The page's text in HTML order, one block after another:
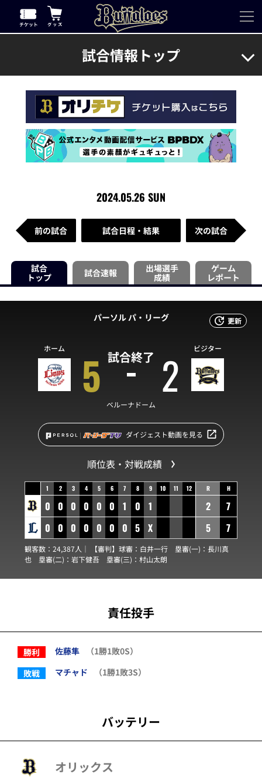
試合情報トップ
2024.05.26 SUN
前の試合 試合日程・結果 次の試合
試合
トップ
試合速報
出場選手
成績
ゲーム
レポート
更新
パーソル パ・リーグ
試合終了
ホーム 5 2 ビジター
ベルーナドーム
ダイジェスト動画を見る
順位表・対戦成績
1 2 3 4 5 6 7 8 9 10 11 12
0 0 0 0 0 0 1 0
1
0 0 0 0 0 0 0 5 X
R H
2
7
5
7
観客数：24,387人｜ 【審判】球審： 白井一行 塁審(一)： 長川真
也 塁審(二)： 岩下健吾 塁審(三)： 村山太朗
責任投手
勝利 佐藤隼
（1勝1敗0S）
敗戦
マチャド （1勝1敗3S）
バッテリー
オリックス